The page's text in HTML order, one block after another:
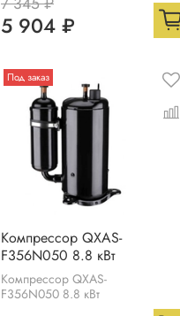
5 904 ₽
Под заказ
Компрессор QXAS-
F356N050 8.8 кВт
Компрессор QXAS-
F356N050 8.8 кВт